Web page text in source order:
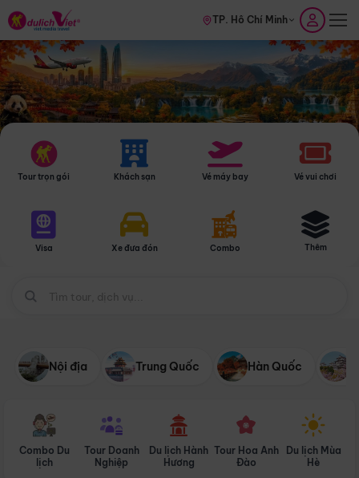
TP. Hồ Chí Minh
Tour trọn gói Khách sạn Vé máy bay Vé vui chơi
Visa Xe đưa đón Combo Thêm
Nội địa Trung Quốc Hàn Quốc
Combo Du
lịch
Tour Doanh
Nghiệp
Du lịch Hành
Hương
Tour Hoa Anh
Đào
Du lịch Mùa
Hè